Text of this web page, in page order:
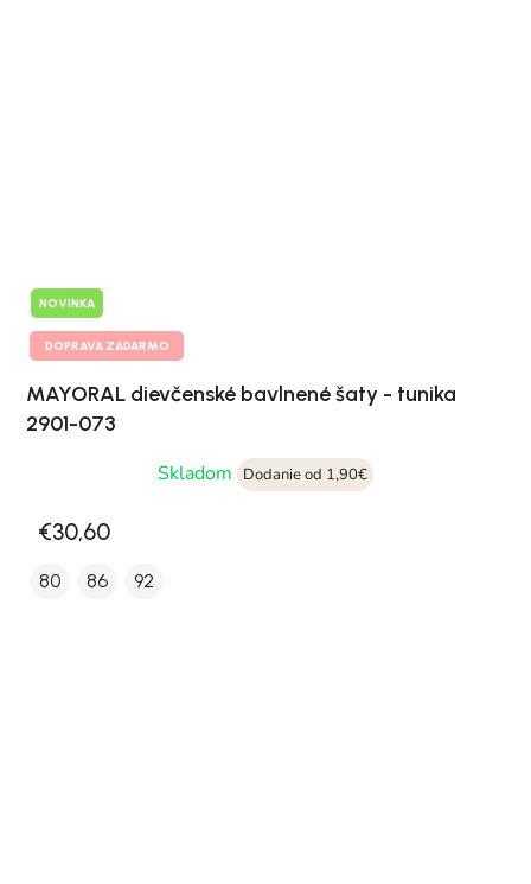
NOVINKA
DOPRAVA ZADARMO
MAYORAL dievčenské bavlnené šaty - tunika
2901-073
Skladom
Dodanie od 1,90€
€30,60
80 86 92